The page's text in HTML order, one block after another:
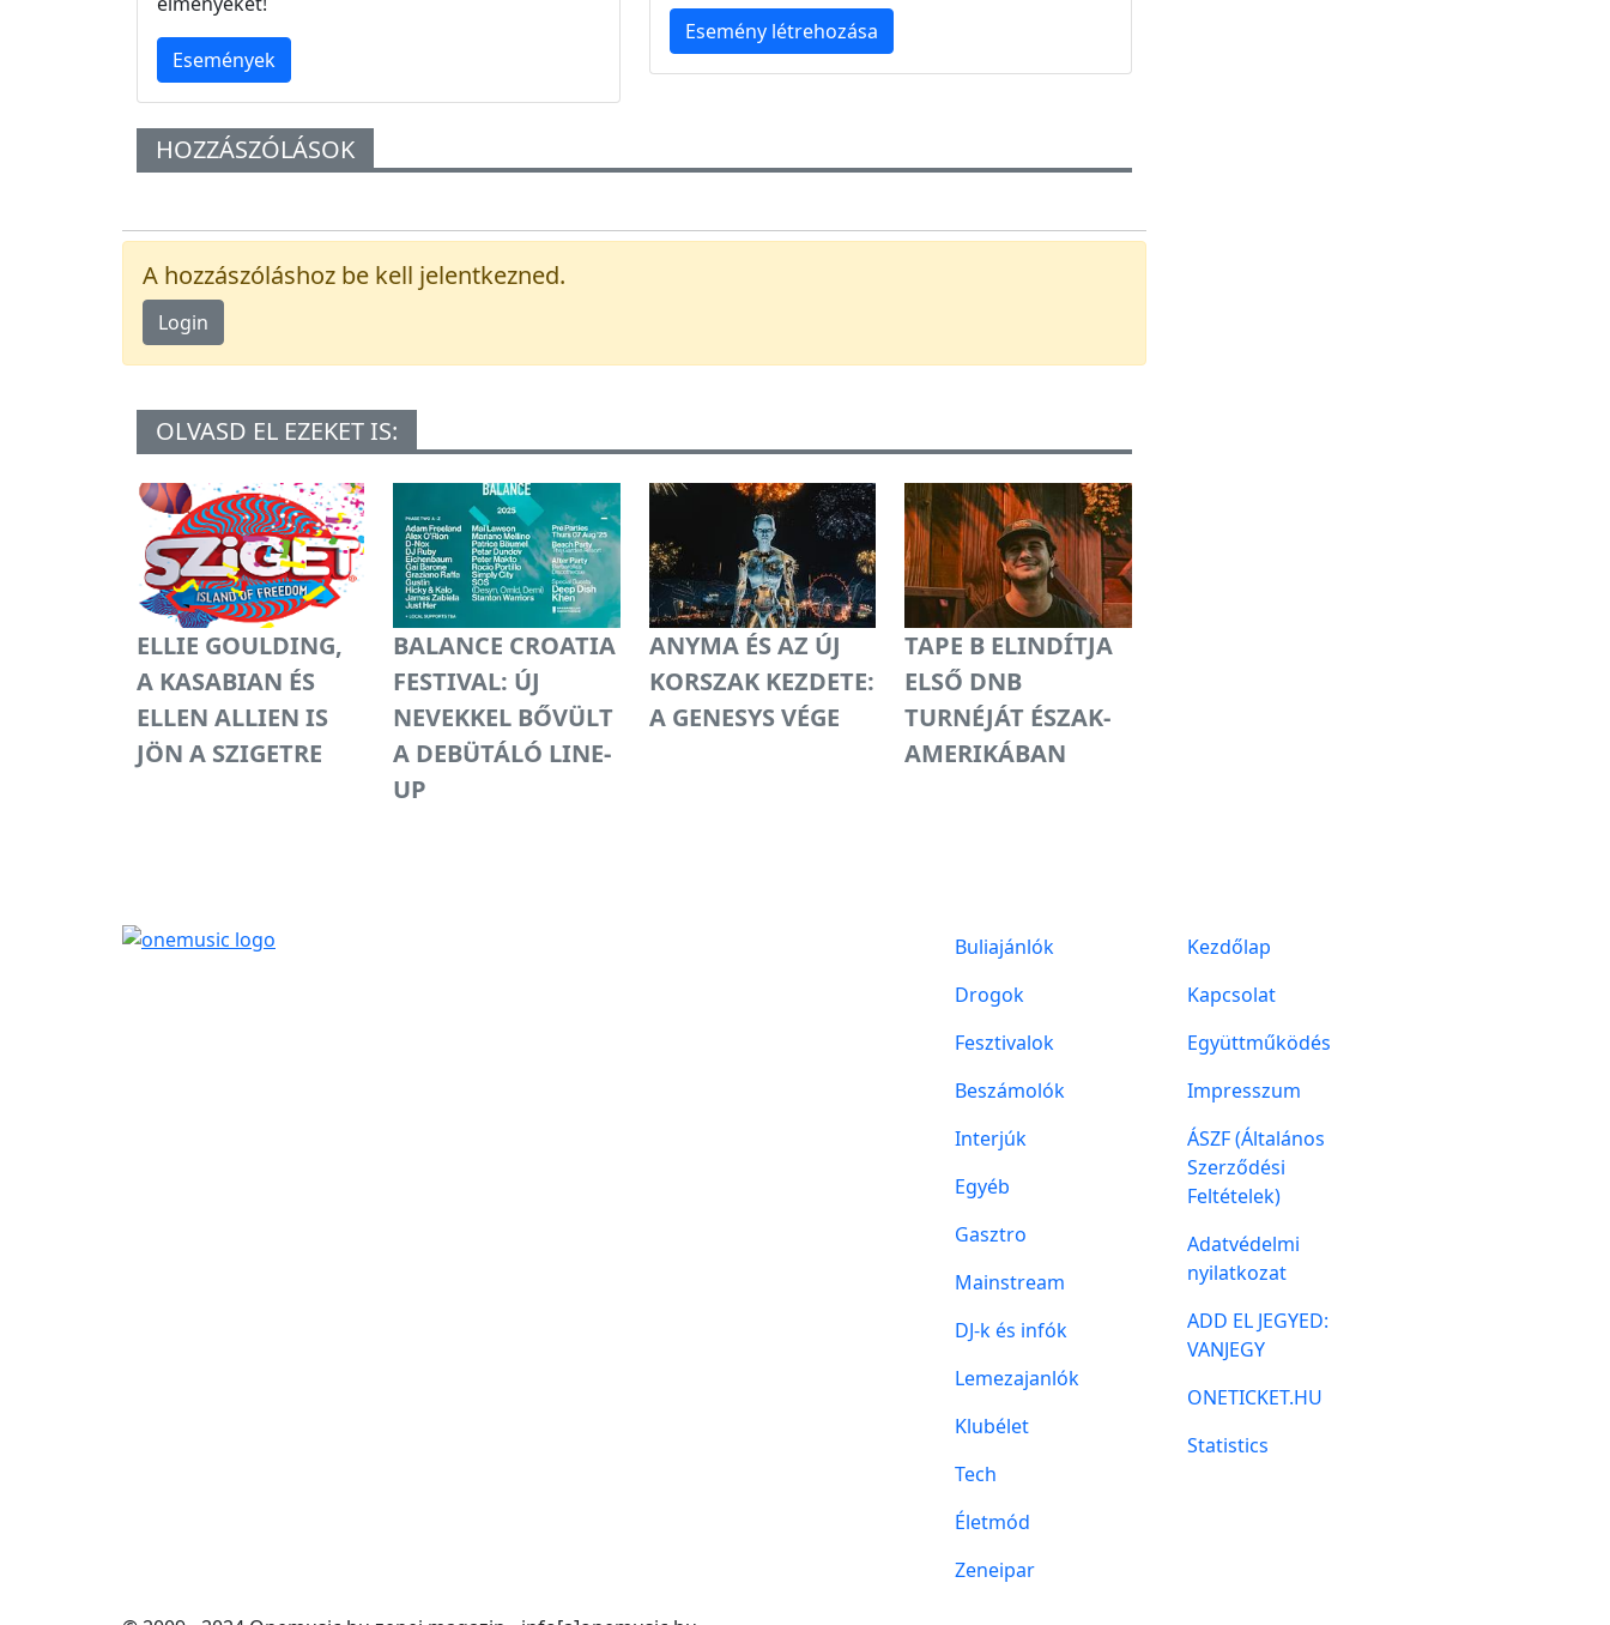
Események
Esemény létrehozása
HOZZÁSZÓLÁSOK
A hozzászóláshoz be kell jelentkezned.
Login
OLVASD EL EZEKET IS:
ELLIE GOULDING,
A KASABIAN ÉS
ELLEN ALLIEN IS
JÖN A SZIGETRE
BALANCE CROATIA
FESTIVAL: ÚJ
NEVEKKEL BŐVÜLT
A DEBÜTÁLÓ LINE-
UP
ANYMA ÉS AZ ÚJ
KORSZAK KEZDETE:
A GENESYS VÉGE
TAPE B ELINDÍTJA
ELSŐ DNB
TURNÉJÁT ÉSZAK-
AMERIKÁBAN
Buliajánlók
Drogok
Fesztivalok
Beszámolók
Interjúk
Egyéb
Gasztro
Mainstream
DJ-k és infók
Lemezajanlók
Klubélet
Tech
Életmód
Zeneipar
Kezdőlap
Kapcsolat
Együttműködés
Impresszum
ÁSZF (Általános
Szerződési
Feltételek)
Adatvédelmi
nyilatkozat
ADD EL JEGYED:
VANJEGY
ONETICKET.HU
Statistics